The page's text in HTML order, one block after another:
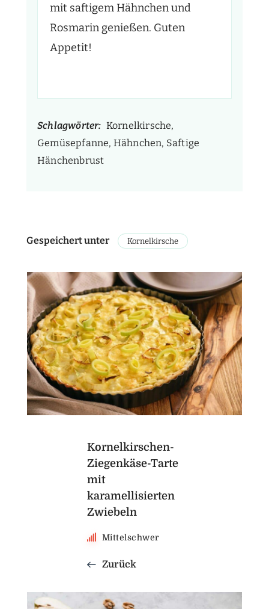
mit saftigem Hähnchen und
Rosmarin genießen. Guten
Appetit!
Schlagwörter: Kornelkirsche,
Gemüsepfanne, Hähnchen, Saftige
Hänchenbrust
Gespeichert unter Kornelkirsche
Kornelkirschen-
Ziegenkäse-Tarte
mit
karamellisierten
Zwiebeln
Mittelschwer
Zurück